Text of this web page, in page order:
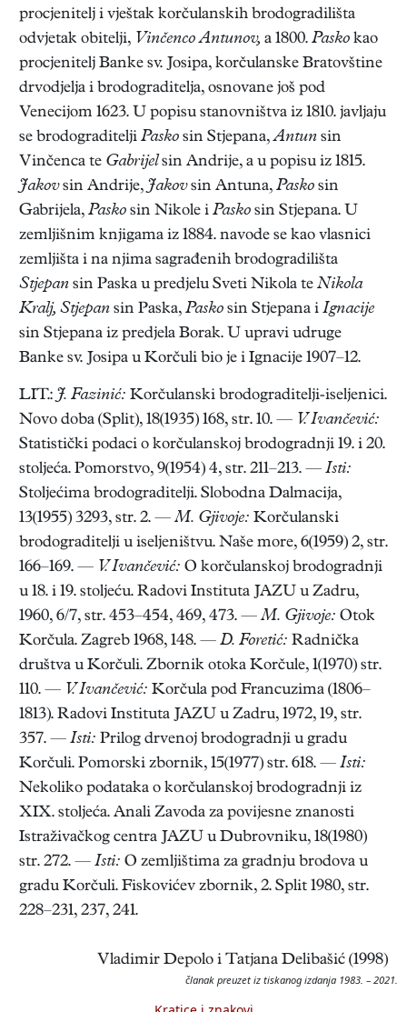
procjenitelj i vještak korčulanskih brodogradilišta
odvjetak obitelji, Vinčenco Antunov, a 1800. Pasko kao
procjenitelj Banke sv. Josipa, korčulanske Bratovštine
drvodjelja i brodograditelja, osnovane još pod
Venecijom 1623. U popisu stanovništva iz 1810. javljaju
se brodograditelji Pasko sin Stjepana,Antun sin
Vinčenca te Gabrijelsin Andrije, a u popisu iz 1815.
Jakovsin Andrije, Jakovsin Antuna, Pasko sin
Gabrijela, Pasko sin Nikole i Pasko sin Stjepana. U
zemljišnim knjigama iz 1884. navode se kao vlasnici
zemljišta i na njima sagrađenih brodogradilišta
Stjepan sin Paska u predjelu Sveti Nikola te Nikola
Kralj, Stjepan sin Paska, Pasko sin Stjepana i Ignacije
sin Stjepana iz predjela Borak. U upravi udruge
Banke sv. Josipa u Korčuli bio je i Ignacije 1907–12.
LIT.: J. Fazinić: Korčulanski brodograditelji-iseljenici.
Novo doba (Split), 18(1935) 168, str. 10. — V. Ivančević:
Statistički podaci o korčulanskoj brodogradnji 19. i 20.
stoljeća. Pomorstvo, 9(1954) 4, str. 211–213. — Isti:
Stoljećima brodograditelji. Slobodna Dalmacija,
13(1955) 3293, str. 2. —M. Gjivoje: Korčulanski
brodograditelji u iseljeništvu. Naše more, 6(1959) 2, str.
166–169. — V. Ivančević: O korčulanskoj brodogradnji
u 18. i 19. stoljeću. Radovi Instituta JAZU u Zadru,
1960, 6/7, str. 453–454, 469, 473. —M. Gjivoje: Otok
Korčula. Zagreb 1968, 148. — D. Foretić: Radnička
društva u Korčuli. Zbornik otoka Korčule, 1(1970) str.
110. — V. Ivančević: Korčula pod Francuzima (1806–
1813). Radovi Instituta JAZU u Zadru, 1972, 19, str.
357. — Isti: Prilog drvenoj brodogradnji u gradu
Korčuli. Pomorski zbornik, 15(1977) str. 618. — Isti:
Nekoliko podataka o korčulanskoj brodogradnji iz
XIX. stoljeća. Anali Zavoda za povijesne znanosti
Istraživačkog centra JAZU u Dubrovniku, 18(1980)
str. 272. — Isti: O zemljištima za gradnju brodova u
gradu Korčuli. Fiskovićev zbornik, 2. Split 1980, str.
228–231, 237, 241.
Vladimir Depolo i Tatjana Delibašić (1998)
članak preuzet iz tiskanog izdanja 1983. – 2021.